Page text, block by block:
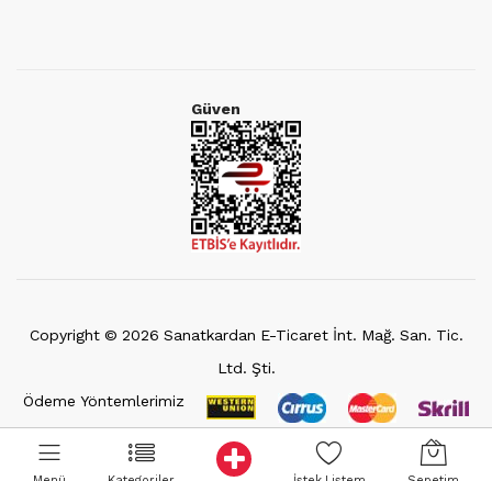
Güven
Copyright © 2026 Sanatkardan E-Ticaret İnt. Mağ. San. Tic.
Ltd. Şti.
Ödeme Yöntemlerimiz